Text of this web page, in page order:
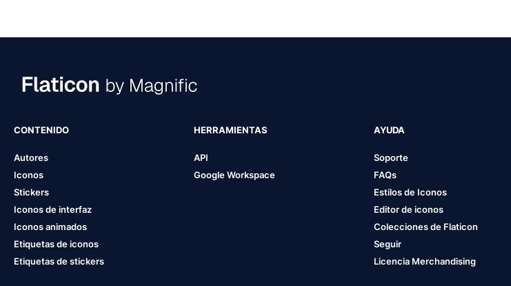
CONTENIDO
Autores
Iconos
Stickers
Iconos de interfaz
Iconos animados
Etiquetas de iconos
Etiquetas de stickers
HERRAMIENTAS
API
Google Workspace
AYUDA
Soporte
FAQs
Estilos de Iconos
Editor de iconos
Colecciones de Flaticon
Seguir
Licencia Merchandising